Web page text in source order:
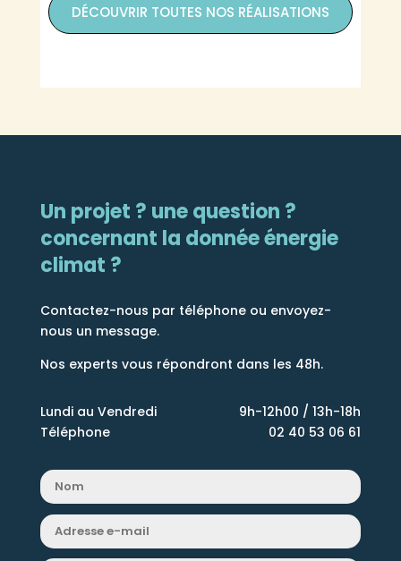
DÉCOUVRIR TOUTES NOS RÉALISATIONS
Un projet ? une question ?
concernant la donnée énergie
climat ?
Contactez-nous par téléphone ou envoyez-
nous un message.
Nos experts vous répondront dans les 48h.
Lundi au Vendredi
9h-12h00 / 13h-18h
Téléphone
02 40 53 06 61